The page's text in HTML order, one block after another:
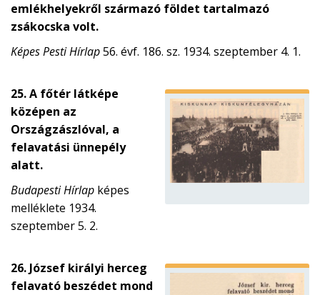
emlékhelyekről származó földet tartalmazó
zsákocska volt.
Képes Pesti Hírlap56. évf. 186. sz. 1934. szeptember 4. 1.
25. A főtér látképe
középen az
Országzászlóval, a
felavatási ünnepély
alatt.
Budapesti Hírlap képes
melléklete 1934.
szeptember 5. 2.
26. József királyi herceg
felavató beszédet mond